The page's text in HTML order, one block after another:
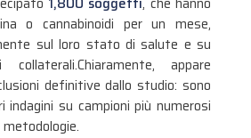
o cannabinoidi per un mese,
sul loro stato di salute e su
Chiaramente, appare
definitive dallo studio: sono
indagini su campioni più numerosi